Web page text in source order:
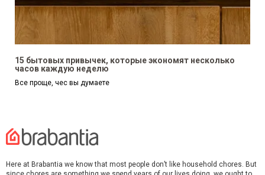
15 бытовых привычек, которые экономят несколько
часов каждую неделю
Все проще, чес вы думаете
Here at Brabantia we know that most people don’t like household chores. But